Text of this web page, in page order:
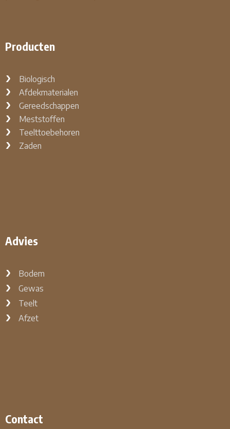
Producten
Biologisch
Afdekmaterialen
Gereedschappen
Meststoffen
Teelttoebehoren
Zaden
Advies
Bodem
Gewas
Teelt
Afzet
Contact